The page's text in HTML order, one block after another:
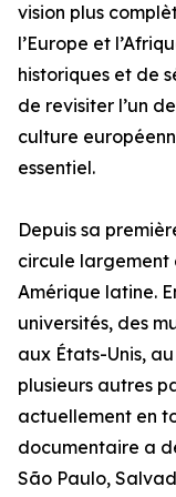
vision plus
l’Europe et
historiques et de
de revisiter l’un
culture
essentiel.
Depuis sa
circule largement
Amérique latine.
universités, des
aux États-Unis,
plusieurs autres
actuellement en
documentaire a
São Paulo,